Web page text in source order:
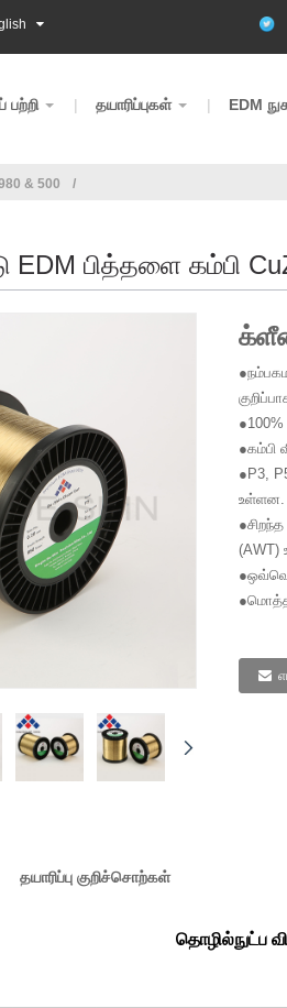
தயாரிப்புகள் EDM
& 500
EDM பித்தளை கம்பி
●கம்பி
●P3,
உள்ளன.
(AWT)
●மொத்த
தயாரிப்பு குறிச்சொற்கள்
தொழில்நுட்ப